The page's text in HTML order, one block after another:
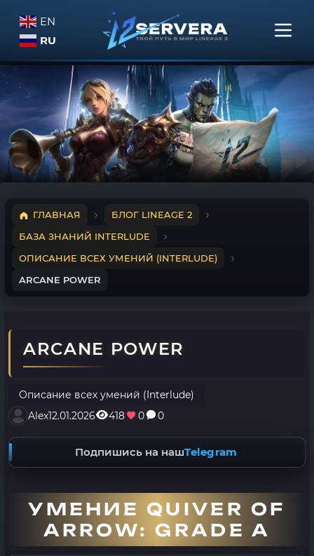
EN
RU
ГЛАВНАЯ
БЛОГ LINEAGE 2
БАЗА ЗНАНИЙ INTERLUDE
ОПИСАНИЕ ВСЕХ УМЕНИЙ (INTERLUDE)
ARCANE POWER
ARCANE POWER
Описание всех умений (Interlude)
Alex12.01.2026 418 0 0
Подпишись на нашTelegram
УМЕНИЕ QUIVER OF
ARROW: GRADE A